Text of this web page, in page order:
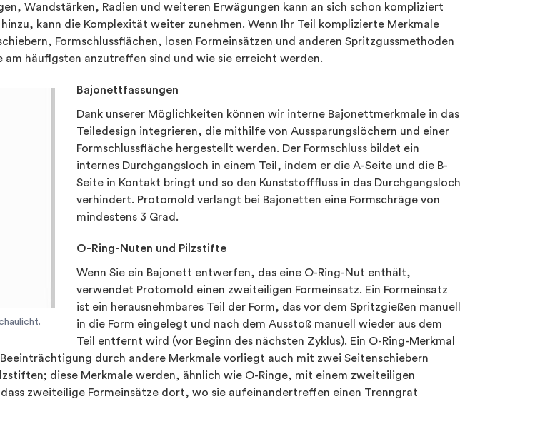
Wandstärken, Radien und weiteren Erwägungen kann an sich schon kompliziert
kann die Komplexität weiter zunehmen. Wenn Ihr Teil komplizierte Merkmale
Formschlussflächen, losen Formeinsätzen und anderen Spritzgussmethoden
häufigsten anzutreffen sind und wie sie erreicht werden.
Bajonettfassungen
Dank unserer Möglichkeiten können wir interne Bajonettmerkmale in das
Teiledesign integrieren, die mithilfe von Aussparungslöchern und einer
Formschlussfläche hergestellt werden. Der Formschluss bildet ein
internes Durchgangsloch in einem Teil, indem er die A-Seite und die B-
Seite in Kontakt bringt und so den Kunststofffluss in das Durchgangsloch
verhindert. Protomold verlangt bei Bajonetten eine Formschräge von
mindestens 3 Grad.
O-Ring-Nuten und Pilzstifte
Wenn Sie ein Bajonett entwerfen, das eine O-Ring-Nut enthält,
verwendet Protomold einen zweiteiligen Formeinsatz. Ein Formeinsatz
ist ein herausnehmbares Teil der Form, das vor dem Spritzgießen manuell
in die Form eingelegt und nach dem Ausstoß manuell wieder aus dem
Teil entfernt wird (vor Beginn des nächsten Zyklus). Ein O-Ring-Merkmal
durch andere Merkmale vorliegt auch mit zwei Seitenschiebern
diese Merkmale werden, ähnlich wie O-Ringe, mit einem zweiteiligen
zweiteilige Formeinsätze dort, wo sie aufeinandertreffen einen Trenngrat